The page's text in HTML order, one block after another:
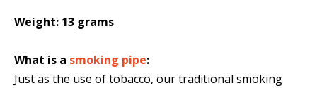
Weight: 13 grams
What is a smoking pipe:
Just as the use of tobacco, our traditional smoking